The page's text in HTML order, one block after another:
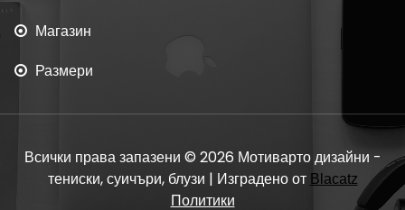
Магазин
Размери
Всички права запазени © 2026 Мотиварто дизайни -
тениски, суичъри, блузи | Изградено от Blacatz
Политики